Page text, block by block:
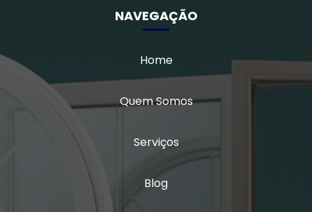
Janela anti ruído sobreposta
NAVEGAÇÃO
Home
Quem Somos
Serviços
Blog